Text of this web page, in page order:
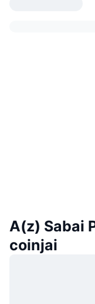
A(z) Sabai
coinjai